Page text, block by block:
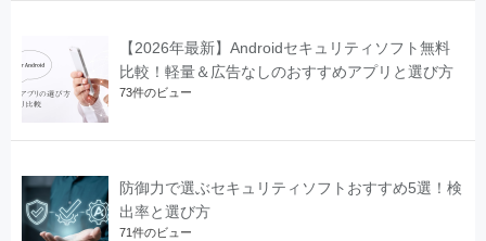
【2026年最新】Androidセキュリティソフト無料
比較！軽量＆広告なしのおすすめアプリと選び方
73件のビュー
防御力で選ぶセキュリティソフトおすすめ5選！検
出率と選び方
71件のビュー